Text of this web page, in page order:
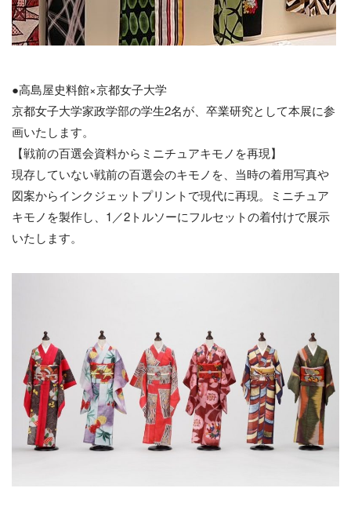
●高島屋史料館×京都女子大学
京都女子大学家政学部の学生2名が、卒業研究として本展に参
画いたします。
【戦前の百選会資料からミニチュアキモノを再現】
現存していない戦前の百選会のキモノを、当時の着用写真や
図案からインクジェットプリントで現代に再現。ミニチュア
キモノを製作し、1／2トルソーにフルセットの着付けで展示
いたします。